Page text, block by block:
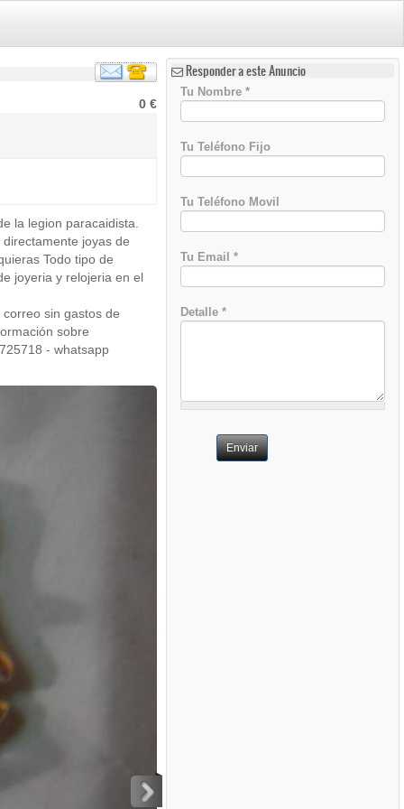
0 €
la legion paracaidista.
joyas de
Todo tipo de
joyeria y relojeria en el
sin gastos de
sobre
- whatsapp
Responder a este Anuncio
Tu Nombre*
Tu Teléfono Fijo
Tu Teléfono Movil
Tu Email*
Detalle*
Enviar